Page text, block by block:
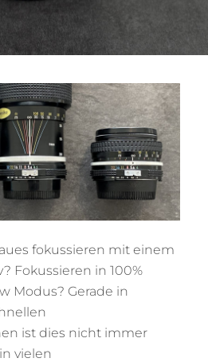
fokussieren mit einem
Fokussieren in 100%
Modus? Gerade in
ist dies nicht immer
vielen